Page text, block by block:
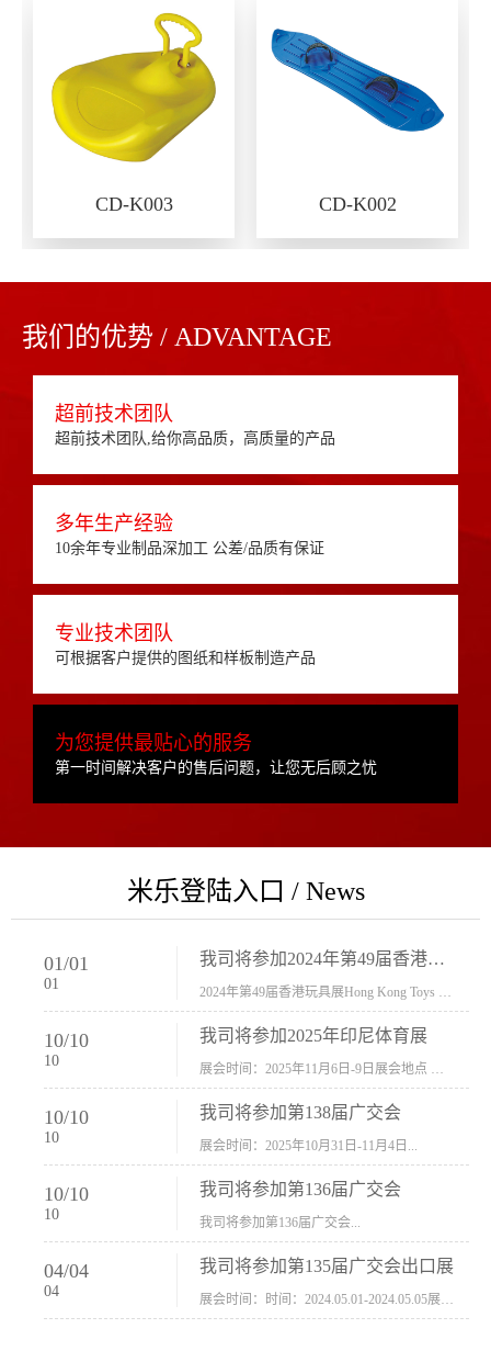
CD-K003 CD-K002
我们的优势 / ADVANTAGE
超前技术团队
超前技术团队,给你高品质，高质量的产品
多年生产经验
10余年专业制品深加工 公差/品质有保证
专业技术团队
可根据客户提供的图纸和样板制造产品
为您提供最贴心的服务
第一时间解决客户的售后问题，让您无后顾之忧
米乐登陆入口 / News
01/01
01
我司将参加2024年第49届香港玩具展Hong Kong Toys & Games Fair 欢迎新···
10/10
10
我司将参加2025年印尼体育展
10/10
10
我司将参加第138届广交会
展会时间：2025年10月31日-11月4日...
10/10
10
我司将参加第136届广交会
我司将参加第136届广交会...
04/04
04
我司将参加第135届广交会出口展
展会时间：时间：2024.05.01-2024.05.05展会地址：中国进出口商品交易会展馆福建康莱宝公司展位号12.1G37-38、H11-12，浙江康莱宝展位号17.1B23-24、C19-20...